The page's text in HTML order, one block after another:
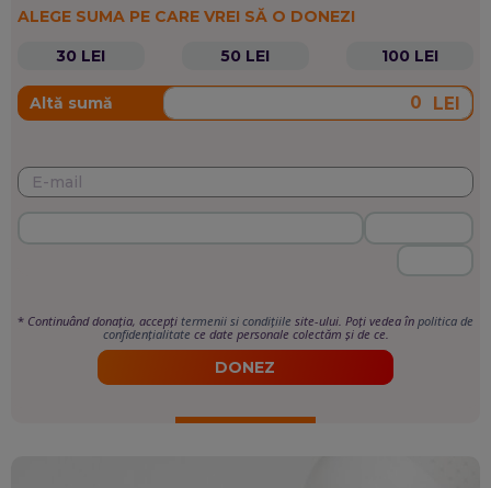
ALEGE SUMA PE CARE VREI SĂ O DONEZI
30 LEI
50 LEI 100 LEI
Altă sumă LEI
* Continuând donația, accepți termenii si condițiile site-ului. Poți vedea în politica de
confidențialitate ce date personale colectăm și de ce.
DONEZ